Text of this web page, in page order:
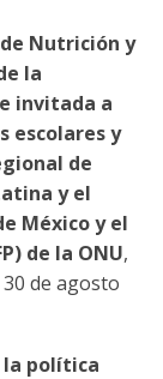
Nutrición y
la
invitada a
escolares y
de
y el
México y el
de la ONU,
de agosto
la política